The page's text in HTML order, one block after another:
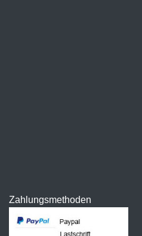
Zahlungsmethoden